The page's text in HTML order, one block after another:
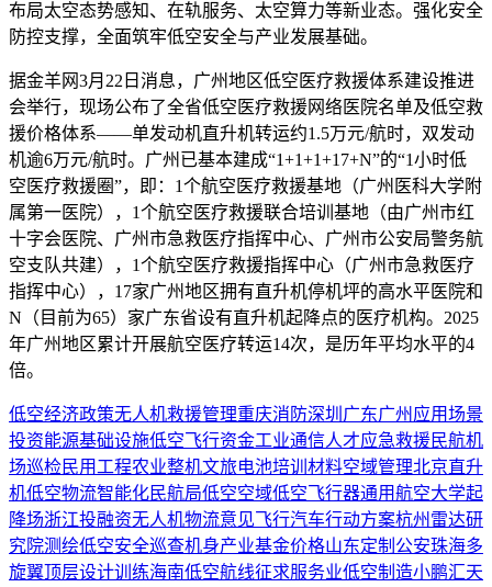
布局太空态势感知、在轨服务、太空算力等新业态。强化安全
防控支撑，全面筑牢低空安全与产业发展基础。
据金羊网3月22日消息，广州地区低空医疗救援体系建设推进
会举行，现场公布了全省低空医疗救援网络医院名单及低空救
援价格体系——单发动机直升机转运约1.5万元/航时，双发动
机逾6万元/航时。广州已基本建成“1+1+1+17+N”的“1小时低
空医疗救援圈”，即：1个航空医疗救援基地（广州医科大学附
属第一医院），1个航空医疗救援联合培训基地（由广州市红
十字会医院、广州市急救医疗指挥中心、广州市公安局警务航
空支队共建），1个航空医疗救援指挥中心（广州市急救医疗
指挥中心），17家广州地区拥有直升机停机坪的高水平医院和
N（目前为65）家广东省设有直升机起降点的医疗机构。2025
年广州地区累计开展航空医疗转运14次，是历年平均水平的4
倍。
低空经济政策无人机救援管理重庆消防深圳 广东广州 应用场景
投资能源基础设施低空飞行资金工业通信人才应急救援民航机
场巡检民用工程农业整机文旅电池培训 材料空域管理北京直升
机低空物流智能化民航局低空空域低空飞行器通用航空大学起
降场浙江投融资无人机物流意见飞行汽车行动方案杭州 雷达研
究院测绘低空安全巡查机身产业基金价格山东定制 公安珠海多
旋翼顶层设计训练海南低空航线征求服务业低空制造小鹏汇天